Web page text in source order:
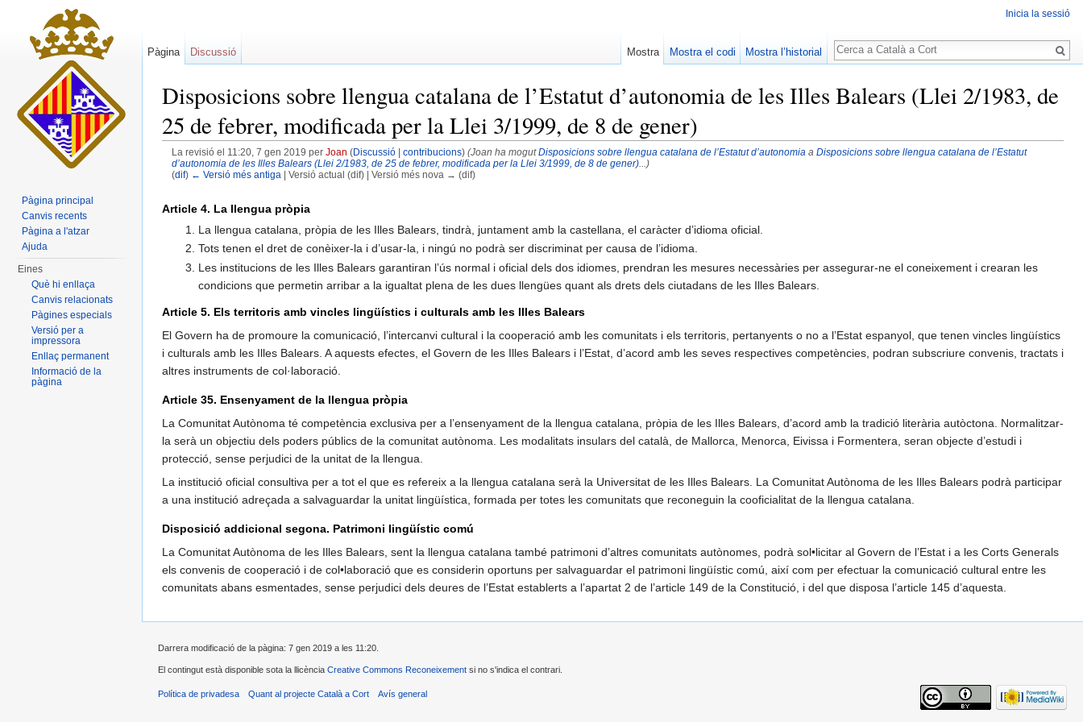
Disposicions sobre llengua catalana de l’Estatut d’autonomia de les Illes Balears (Llei 2/1983, de
25 de febrer, modificada per la Llei 3/1999, de 8 de gener)
La revisió el 11:20, 7 gen 2019 per Joan (Discussió| contribucions) (Joan ha mogutDisposicions sobre llengua catalana de l’Estatut d’autonomia a Disposicions sobre llengua catalana de l’Estatut
d’autonomia de les Illes Balears (Llei 2/1983, de 25 de febrer, modificada per la Llei 3/1999, de 8 de gener)...)
(dif) ← Versió més antiga | Versió actual (dif) | Versió més nova → (dif)
Article 4. La llengua pròpia
La llengua catalana, pròpia de les Illes Balears, tindrà, juntament amb la castellana, el caràcter d’idioma oficial.
Tots tenen el dret de conèixer-la i d’usar-la, i ningú no podrà ser discriminat per causa de l’idioma.
Les institucions de les Illes Balears garantiran l’ús normal i oficial dels dos idiomes, prendran les mesures necessàries per assegurar-ne el coneixement i crearan les
condicions que permetin arribar a la igualtat plena de les dues llengües quant als drets dels ciutadans de les Illes Balears.
Article 5. Els territoris amb vincles lingüístics i culturals amb les Illes Balears
El Govern ha de promoure la comunicació, l’intercanvi cultural i la cooperació amb les comunitats i els territoris, pertanyents o no a l’Estat espanyol, que tenen vincles lingüístics
i culturals amb les Illes Balears. A aquests efectes, el Govern de les Illes Balears i l’Estat, d’acord amb les seves respectives competències, podran subscriure convenis, tractats i
altres instruments de col·laboració.
Article 35. Ensenyament de la llengua pròpia
La Comunitat Autònoma té competència exclusiva per a l’ensenyament de la llengua catalana, pròpia de les Illes Balears, d’acord amb la tradició literària autòctona. Normalitzar-
la serà un objectiu dels poders públics de la comunitat autònoma. Les modalitats insulars del català, de Mallorca, Menorca, Eivissa i Formentera, seran objecte d’estudi i
protecció, sense perjudici de la unitat de la llengua.
La institució oficial consultiva per a tot el que es refereix a la llengua catalana serà la Universitat de les Illes Balears. La Comunitat Autònoma de les Illes Balears podrà participar
a una institució adreçada a salvaguardar la unitat lingüística, formada per totes les comunitats que reconeguin la cooficialitat de la llengua catalana.
Disposició addicional segona. Patrimoni lingüístic comú
La Comunitat Autònoma de les Illes Balears, sent la llengua catalana també patrimoni d’altres comunitats autònomes, podrà sol•licitar al Govern de l’Estat i a les Corts Generals
els convenis de cooperació i de col•laboració que es considerin oportuns per salvaguardar el patrimoni lingüístic comú, així com per efectuar la comunicació cultural entre les
comunitats abans esmentades, sense perjudici dels deures de l’Estat establerts a l’apartat 2 de l’article 149 de la Constitució, i del que disposa l’article 145 d’aquesta.
Inicia la sessió
Pàgina Discussió Mostra Mostra el codi Mostra l’historial
Cerca
Pàgina principal
Canvis recents
Pàgina a l'atzar
Ajuda
Eines
Què hi enllaça
Canvis relacionats
Pàgines especials
Versió per a
impressora
Enllaç permanent
Informació de la
pàgina
Darrera modificació de la pàgina: 7 gen 2019 a les 11:20.
El contingut està disponible sota la llicència Creative Commons Reconeixement si no s'indica el contrari.
Política de privadesa Quant al projecte Català a Cort Avís general